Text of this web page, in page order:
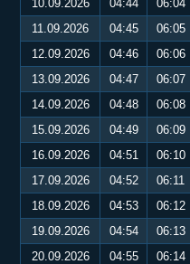
10.09.2026
04:44 06:04
11.09.2026
04:45 06:05
12.09.2026
04:46 06:06
13.09.2026
04:47 06:07
14.09.2026
04:48 06:08
15.09.2026
04:49 06:09
16.09.2026
04:51 06:10
17.09.2026
04:52 06:11
18.09.2026
04:53 06:12
19.09.2026
04:54 06:13
20.09.2026
04:55 06:14